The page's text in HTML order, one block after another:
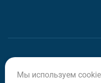
Мы используем